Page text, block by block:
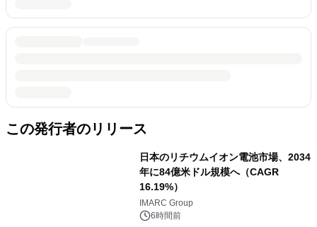
この発行者のリリース
日本のリチウムイオン電池市場、2034
年に84億米ドル規模へ（CAGR
16.19%）
IMARC Group
6時間前